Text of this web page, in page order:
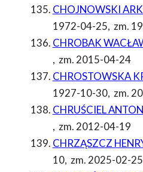
CHOJNOWSKI
1972-04-25, zm.
CHROBAK
, zm. 2015-04-24
CHROSTOWSKA
1927-10-30, zm.
CHRUŚCIEL
, zm. 2012-04-19
CHRZĄSZCZ
10, zm. 2025-02-25